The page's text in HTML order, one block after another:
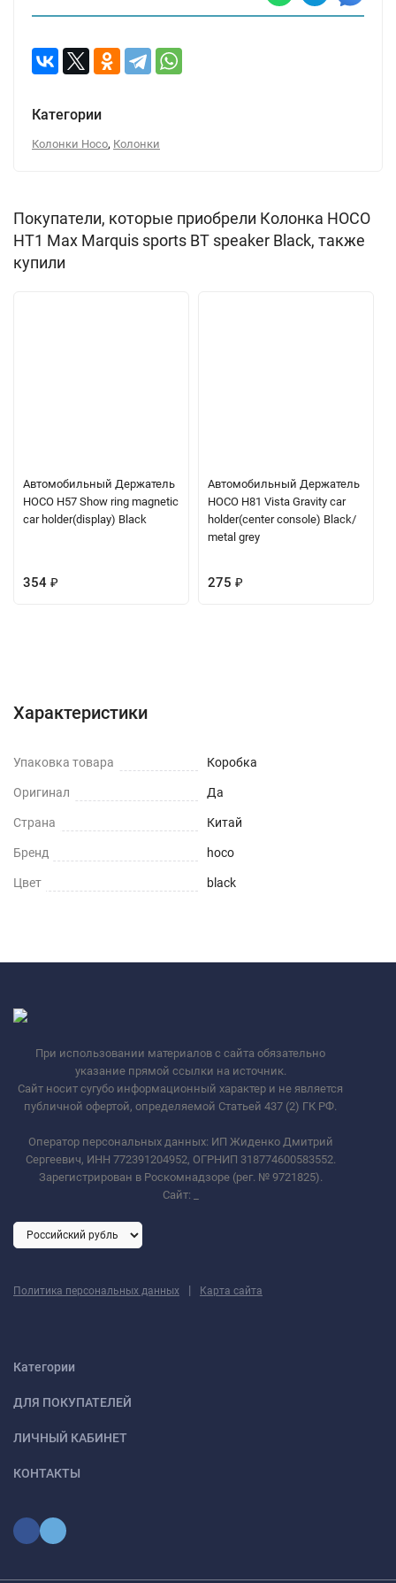
Категории
Колонки Hoco, Колонки
Покупатели, которые приобрели Колонка HOCO
HT1 Max Marquis sports BT speaker Black, также
купили
Автомобильный Держатель
HOCO H57 Show ring magnetic
car holder(display) Black
354 ₽
Автомобильный Держатель
HOCO H81 Vista Gravity car
holder(center console) Black/
metal grey
275 ₽
Характеристики
Упаковка товара Коробка
Оригинал Да
Страна Китай
Бренд hoco
Цвет black
При использовании материалов с сайта обязательно
указание прямой ссылки на источник.
Сайт носит сугубо информационный характер и не является
публичной офертой, определяемой Статьей 437 (2) ГК РФ.
Оператор персональных данных: ИП Жиденко Дмитрий
Сергеевич, ИНН 772391204952, ОГРНИП 318774600583552.
Зарегистрирован в Роскомнадзоре (рег. № 9721825).
Сайт:
Политика персональных данных | Карта сайта
Категории
ДЛЯ ПОКУПАТЕЛЕЙ
ЛИЧНЫЙ КАБИНЕТ
КОНТАКТЫ